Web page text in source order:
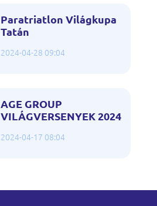
Paratriatlon Világkupa
Tatán
2024-04-28 09:04
AGE GROUP
VILÁGVERSENYEK 2024
2024-04-17 08:04